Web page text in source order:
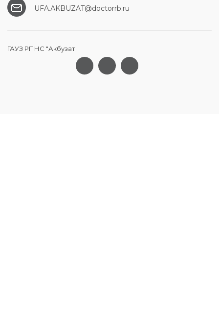
UFA.АKBUZAT@doctorrb.ru
ГАУЗ РПНС "Акбузат"